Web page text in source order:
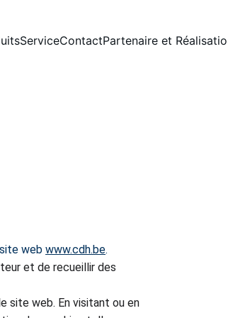
ServiceContactPartenaire et
site web www.cdh.be.
et de recueillir des
site web. En visitant ou en